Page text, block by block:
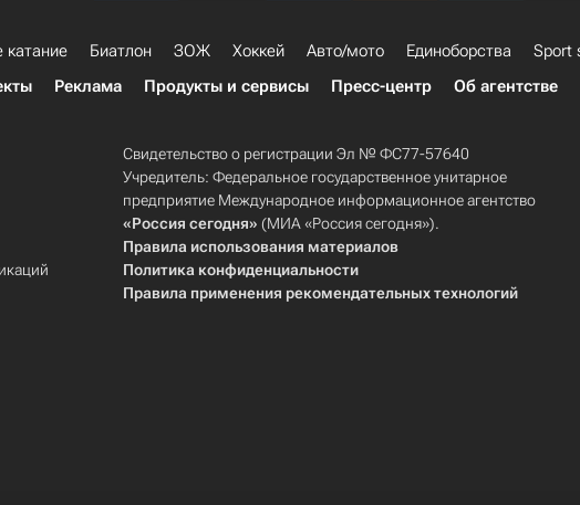
катание Биатлон ЗОЖ Хоккей Авто/мото Единоборства Sport
Реклама Продукты и сервисы Пресс-центр Об агентстве
Свидетельство о регистрации Эл № ФС77-57640
Учредитель: Федеральное государственное унитарное
предприятие Международное информационное агентство
«Россия сегодня» (МИА «Россия сегодня»).
Правила использования материалов
Политика конфиденциальности
Правила применения рекомендательных технологий